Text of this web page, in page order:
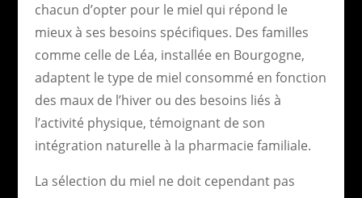
chacun d’opter pour le miel qui répond le
mieux à ses besoins spécifiques. Des familles
comme celle de Léa, installée en Bourgogne,
adaptent le type de miel consommé en fonction
des maux de l’hiver ou des besoins liés à
l’activité physique, témoignant de son
intégration naturelle à la pharmacie familiale.
La sélection du miel ne doit cependant pas